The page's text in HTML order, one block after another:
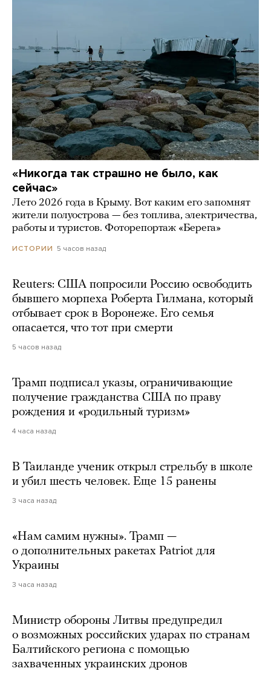
«Никогда так страшно не было, как
сейчас»
Лето 2026 года в Крыму. Вот каким его запомнят
жители полуострова — без топлива, электричества,
работы и туристов. Фоторепортаж «Берега»
ИСТОРИИ 5 часов назад
Reuters: США попросили Россию освободить
бывшего морпеха Роберта Гилмана, который
отбывает срок в Воронеже. Его семья
опасается, что тот при смерти
5 часов назад
Трамп подписал указы, ограничивающие
получение гражданства США по праву
рождения и «родильный туризм»
4 часа назад
В Таиланде ученик открыл стрельбу в школе
и убил шесть человек. Еще 15 ранены
3 часа назад
«Нам самим нужны». Трамп —
о дополнительных ракетах Patriot для
Украины
3 часа назад
Министр обороны Литвы предупредил
о возможных российских ударах по странам
Балтийского региона с помощью
захваченных украинских дронов